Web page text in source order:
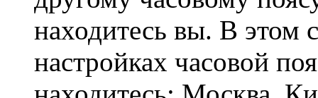
находитесь вы. В этом
настройках часовой